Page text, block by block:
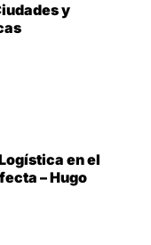
y
en el
– Hugo